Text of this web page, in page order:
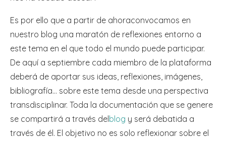
Es por ello que a partir de ahoraconvocamos en
nuestro blog una maratón de reflexiones entorno a
este tema en el que todo el mundo puede participar.
De aquí a septiembre cada miembro de la plataforma
deberá de aportar sus ideas, reflexiones, imágenes,
bibliografía… sobre este tema desde una perspectiva
transdisciplinar. Toda la documentación que se genere
se compartirá a través delblog y será debatida a
través de él. El objetivo no es solo reflexionar sobre el